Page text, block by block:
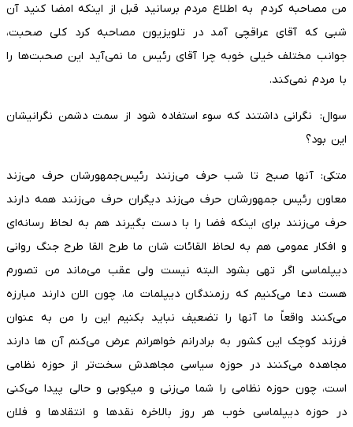
من مصاحبه کردم به اطلاع مردم برسانید قبل از اینکه امضا کنید آن
شبی که آقای عراقچی آمد در تلویزیون مصاحبه کرد کلی صحبت،
جوانب مختلف خیلی خوبه چرا آقای رئیس ما نمی‌آید این صحبت‌ها را
با مردم نمی‌کند.
سوال: نگرانی داشتند که سوء استفاده شود از سمت دشمن نگرانیشان
این بود؟
متکی: آنها صبح تا شب حرف می‌زنند رئیس‌جمهورشان حرف می‌زند
معاون رئیس جمهورشان حرف می‌زند دیگران حرف می‌زنند همه دارند
حرف می‌زنند برای اینکه فضا را با دست بگیرند هم به لحاظ رسانه‌ای
و افکار عمومی هم به لحاظ القائات شان ما طرح القا طرح جنگ روانی
دیپلماسی اگر تهی بشود البته نیست ولی عقب می‌ماند من تصورم
هست دعا می‌کنیم که رزمندگان دیپلمات ما، چون الان دارند مبارزه
می‌کنند واقعاً ما آنها را تضعیف نباید بکنیم این را من به عنوان
فرزند کوچک این کشور به برادرانم خواهرانم عرض می‌کنم آن ها دارند
مجاهده می‌کنند در حوزه سیاسی مجاهدش سخت‌تر از حوزه نظامی
است، چون حوزه نظامی را شما می‌زنی و میکوبی و حالی پیدا می‌کنی
در حوزه دیپلماسی خوب هر روز بالاخره نقد‌ها و انتقاد‌ها و فلان